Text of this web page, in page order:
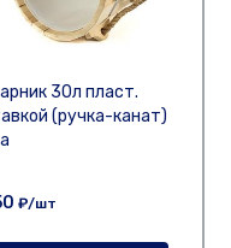
30л пласт.
(ручка-канат)
₽/шт